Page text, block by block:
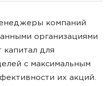
компаний
организациями
для
с максимальным
их акций.